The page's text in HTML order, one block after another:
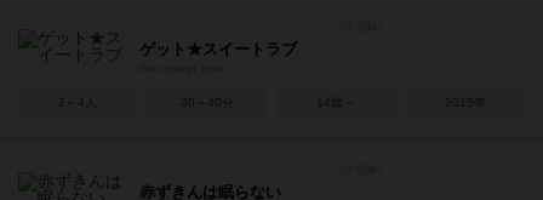
ゲット★スイートラブ
2～4人 30～40分 14歳～ 2015年
赤ずきんは眠らない